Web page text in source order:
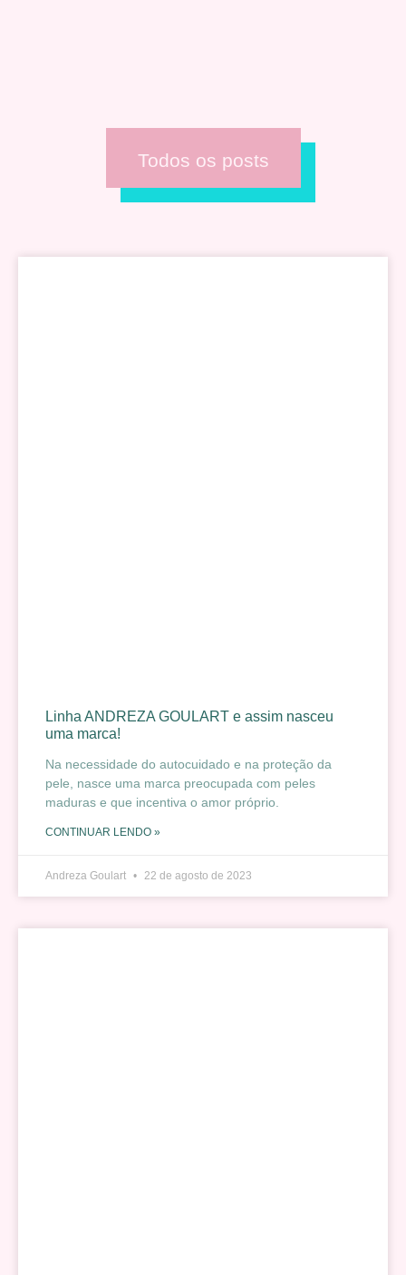
Todos os posts
Linha ANDREZA GOULART e assim nasceu
uma marca!
Na necessidade do autocuidado e na proteção da
pele, nasce uma marca preocupada com peles
maduras e que incentiva o amor próprio.
CONTINUAR LENDO »
Andreza Goulart 22 de agosto de 2023